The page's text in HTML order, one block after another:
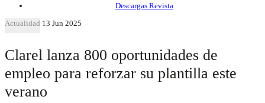
Descargas Revista
Actualidad 13 Jun 2025
Clarel lanza 800 oportunidades de
empleo para reforzar su plantilla este
verano